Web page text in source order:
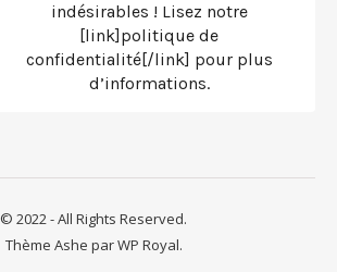
indésirables ! Lisez notre
[link]politique de
confidentialité[/link] pour plus
d’informations.
© 2022 - All Rights Reserved.
Thème Ashe parWP Royal.